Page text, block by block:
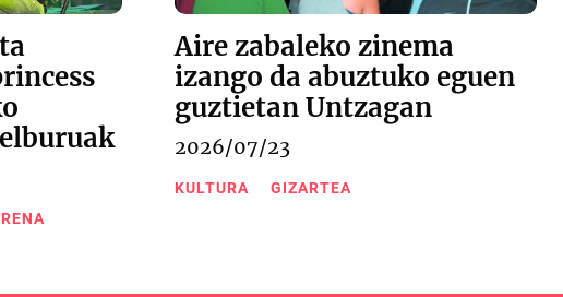
Aire zabaleko zinema
izango da abuztuko eguen
guztietan Untzagan
2026/07/23
KULTURA GIZARTEA